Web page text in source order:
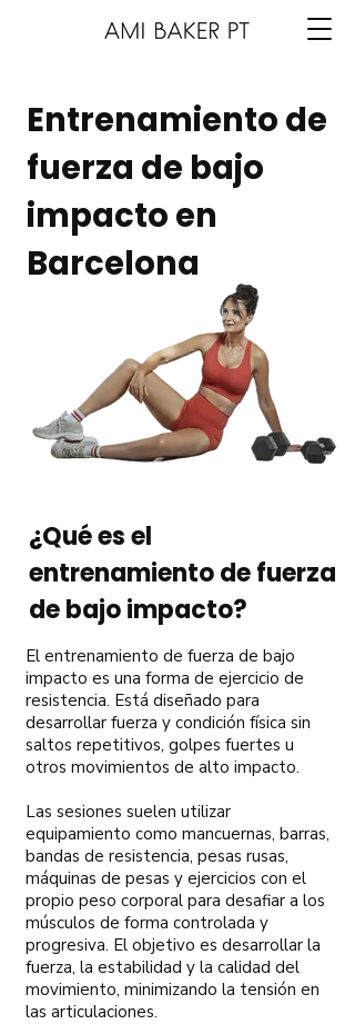
Entrenamiento de
fuerza de bajo
impacto en
Barcelona
¿Qué es el
entrenamiento de fuerza
de bajo impacto?
El entrenamiento de fuerza de bajo
impacto es una forma de ejercicio de
resistencia. Está diseñado para
desarrollar fuerza y condición física sin
saltos repetitivos, golpes fuertes u
otros movimientos de alto impacto.
Las sesiones suelen utilizar
equipamiento como mancuernas, barras,
bandas de resistencia, pesas rusas,
máquinas de pesas y ejercicios con el
propio peso corporal para desafiar a los
músculos de forma controlada y
progresiva. El objetivo es desarrollar la
fuerza, la estabilidad y la calidad del
movimiento, minimizando la tensión en
las articulaciones.